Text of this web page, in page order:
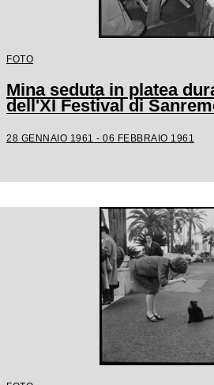
FOTO
Mina seduta in platea
dell'XI Festival di
28 GENNAIO 1961 - 06 FEBBRAIO 1961